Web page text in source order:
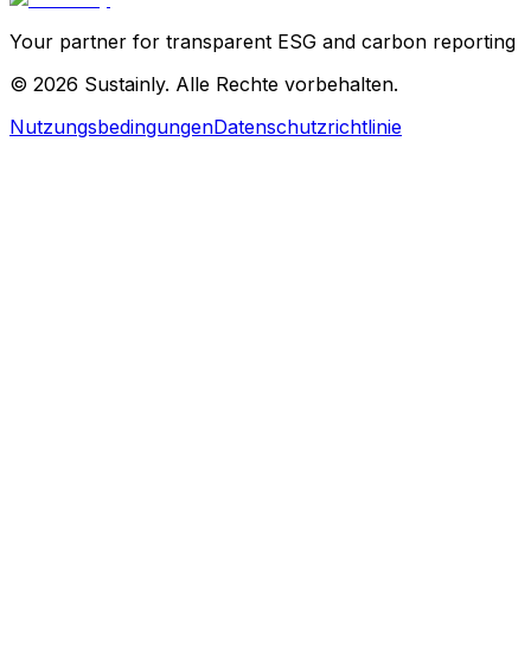
Your partner for transparent ESG and carbon reporting
© 2026 Sustainly. Alle Rechte vorbehalten.
NutzungsbedingungenDatenschutzrichtlinie